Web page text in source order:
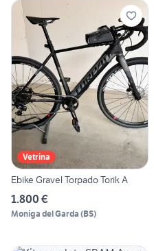
Vetrina
Ebike Gravel Torpado Torik A
1.800 €
Moniga del Garda (BS)